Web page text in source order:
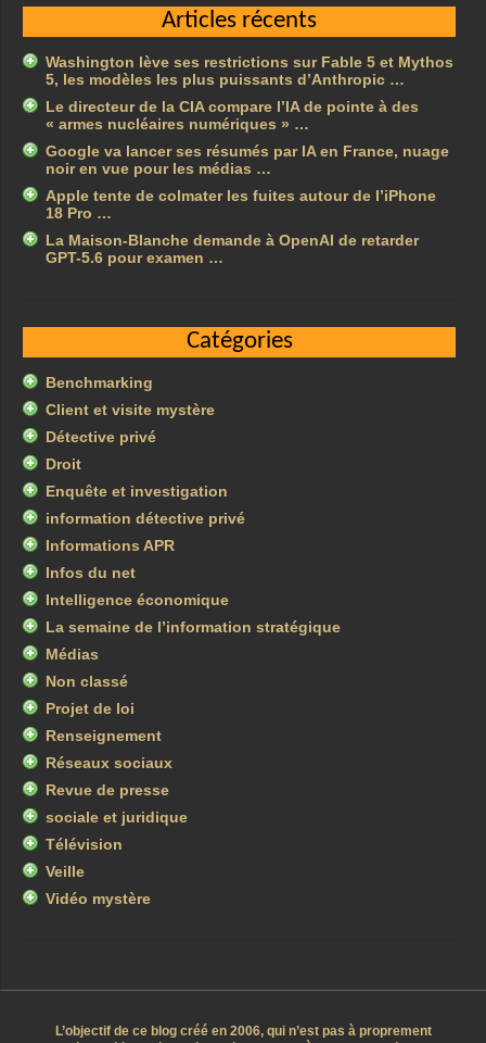
Articles récents
Washington lève ses restrictions sur Fable 5 et Mythos
5, les modèles les plus puissants d’Anthropic …
Le directeur de la CIA compare l’IA de pointe à des
« armes nucléaires numériques » …
Google va lancer ses résumés par IA en France, nuage
noir en vue pour les médias …
Apple tente de colmater les fuites autour de l’iPhone
18 Pro …
La Maison-Blanche demande à OpenAI de retarder
GPT-5.6 pour examen …
Catégories
Benchmarking
Client et visite mystère
Détective privé
Droit
Enquête et investigation
information détective privé
Informations APR
Infos du net
Intelligence économique
La semaine de l’information stratégique
Médias
Non classé
Projet de loi
Renseignement
Réseaux sociaux
Revue de presse
sociale et juridique
Télévision
Veille
Vidéo mystère
L’objectif de ce blog créé en 2006, qui n’est pas à proprement